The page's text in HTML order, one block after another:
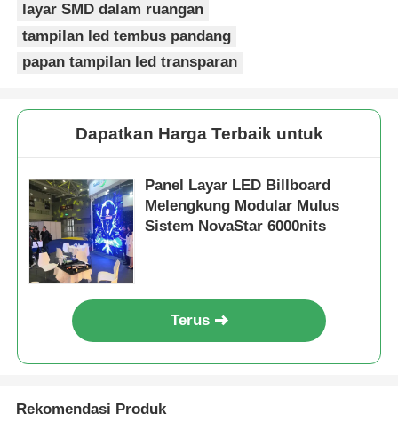
layar SMD dalam ruangan
tampilan led tembus pandang
papan tampilan led transparan
Dapatkan Harga Terbaik untuk
Panel Layar LED Billboard
Melengkung Modular Mulus
Sistem NovaStar 6000nits
Terus
Rekomendasi Produk